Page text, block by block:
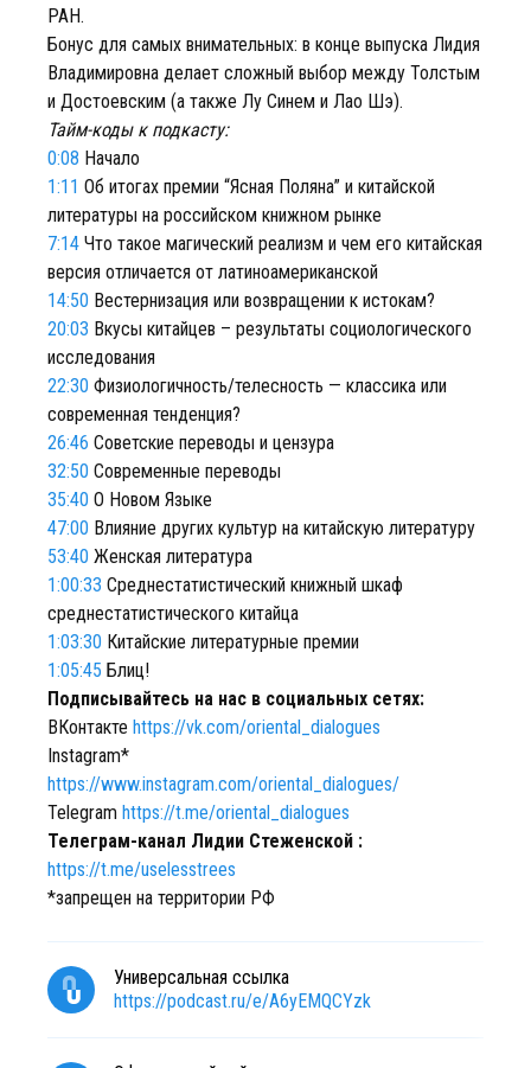
РАН.
Бонус для самых внимательных: в конце выпуска Лидия
Владимировна делает сложный выбор между Толстым
и Достоевским (а также Лу Синем и Лао Шэ).
Тайм-коды к подкасту:
0:08 Начало
1:11 Об итогах премии “Ясная Поляна” и китайской
литературы на российском книжном рынке
7:14 Что такое магический реализм и чем его китайская
версия отличается от латиноамериканской
14:50 Вестернизация или возвращении к истокам?
20:03 Вкусы китайцев – результаты социологического
исследования
22:30 Физиологичность/телесность — классика или
современная тенденция?
26:46 Советские переводы и цензура
32:50 Современные переводы
35:40 О Новом Языке
47:00 Влияние других культур на китайскую литературу
53:40 Женская литература
1:00:33 Среднестатистический книжный шкаф
среднестатистического китайца
1:03:30 Китайские литературные премии
1:05:45 Блиц!
Подписывайтесь на нас в социальных сетях:
ВКонтакте https://vk.com/oriental_dialogues
Instagram*
https://www.instagram.com/oriental_dialogues/
Telegram https://t.me/oriental_dialogues
Телеграм-канал Лидии Стеженской :
https://t.me/uselesstrees
*запрещен на территории РФ
Универсальная ссылка
https://podcast.ru/e/A6yEMQCYzk